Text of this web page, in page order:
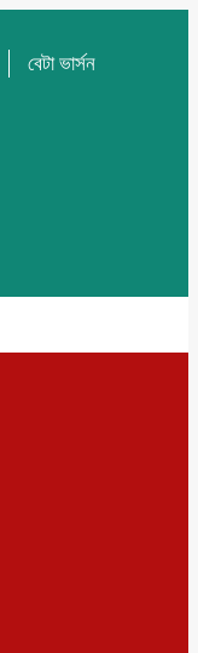
বেটা ভার্সন